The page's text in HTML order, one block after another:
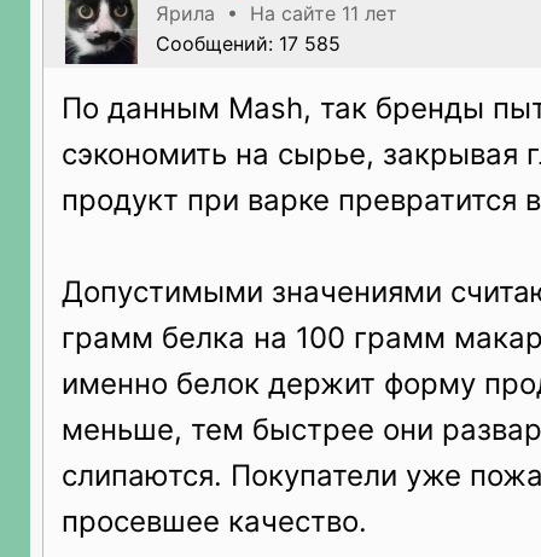
Ярила • На сайте 11 лет
Сообщений: 17 585
По данным Mash, так бренды
сэкономить на сырье, закрывая
продукт при варке превратится
Допустимыми значениями
грамм белка на 100 грамм
именно белок держит форму
меньше, тем быстрее они
слипаются. Покупатели уже
просевшее качество.